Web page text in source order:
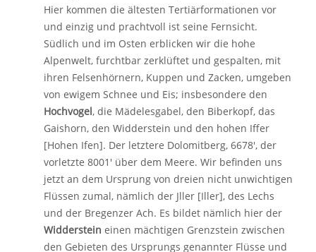
Hier kommen die ältesten Tertiärformationen vor
und einzig und prachtvoll ist seine Fernsicht.
Südlich und im Osten erblicken wir die hohe
Alpenwelt, furchtbar zerklüftet und gespalten, mit
ihren Felsenhörnern, Kuppen und Zacken, umgeben
von ewigem Schnee und Eis; insbesondere den
Hochvogel, die Mädelesgabel, den Biberkopf, das
Gaishorn, den Widderstein und den hohen Iffer
[Hohen Ifen]. Der letztere Dolomitberg, 6678', der
vorletzte 8001' über dem Meere. Wir befinden uns
jetzt an dem Ursprung von dreien nicht unwichtigen
Flüssen zumal, nämlich der Jller [Iller], des Lechs
und der Bregenzer Ach. Es bildet nämlich hier der
Widderstein einen mächtigen Grenzstein zwischen
den Gebieten des Ursprungs genannter Flüsse und